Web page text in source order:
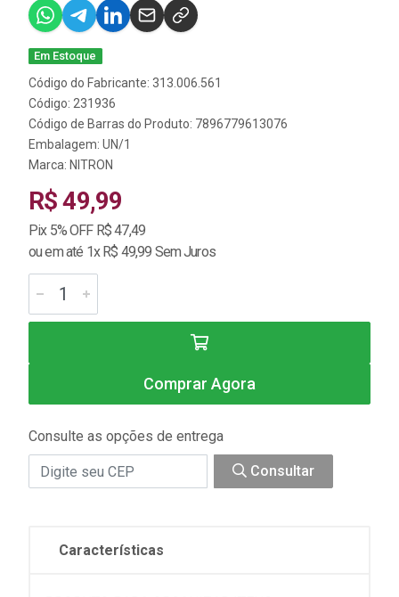
Em Estoque
Código do Fabricante: 313.006.561
Código: 231936
Código de Barras do Produto: 7896779613076
Embalagem: UN/1
Marca: NITRON
R$ 49,99
Pix 5% OFF R$ 47,49
ou em até 1x R$ 49,99 Sem Juros
Comprar Agora
Consulte as opções de entrega
Consultar
Características